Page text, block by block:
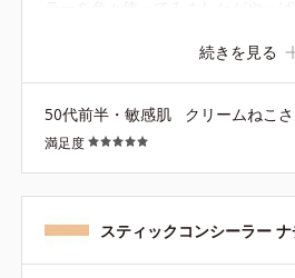
のでシミ以外にもクマやほうれい
も使えますよ。
続きを見る
50代前半・敏感肌 クリームねこ
満足度
スティックコンシーラー